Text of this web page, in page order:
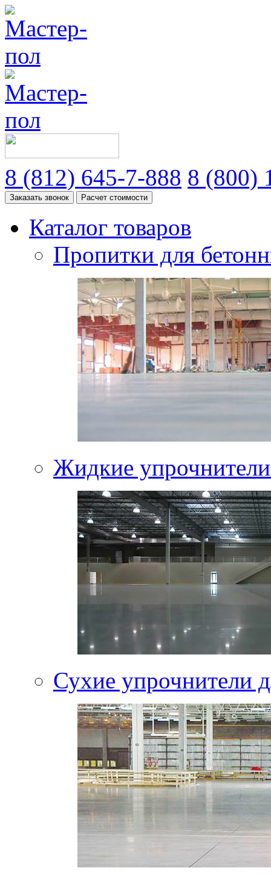
8 (812) 645-7-888 8 (800)
Заказать звонок Расчет стоимости
Каталог товаров
Пропитки для
Жидкие
Сухие упрочнители